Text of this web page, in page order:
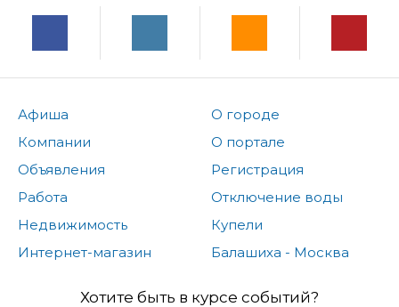
Афиша
Компании
Объявления
Работа
Недвижимость
Интернет-магазин
О городе
О портале
Регистрация
Отключение воды
Купели
Балашиха - Москва
Хотите быть в курсе событий?